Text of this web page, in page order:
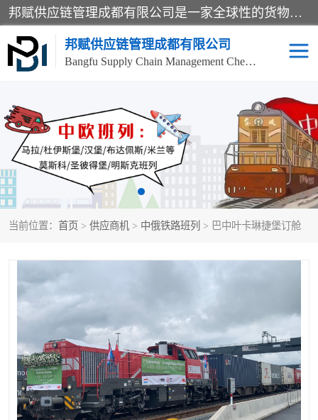
邦赋供应链管理成都有限公司是一家全球性的货物运输代理公司，主要从事：波兰中欧班列、德国中欧班列、出口莫斯科班列、中欧班列进口、蓉欧铁路、成都出口空运等业务，同时亦提供报关、报检、仓储、码头操作等服务。
邦赋供应链管理成都有限公司
Bangfu Supply Chain Management Chengdu Co.,LTD
当前位置： 首页 > 供应商机 > 中俄铁路班列 > 巴中叶卡琳捷堡订舱
进出口门到门 成都中欧班列
国际汽运 国际空运
食品进口物流清关 南美海运
欧洲海运整柜拼箱 进口澳洲食品清关
化妆品进口清关物流
中俄铁路班列 中欧班列进口红酒啤酒
蓉欧班列进口机械设备 马来西亚物流
东南亚铁路 铁路出口拼箱/整柜